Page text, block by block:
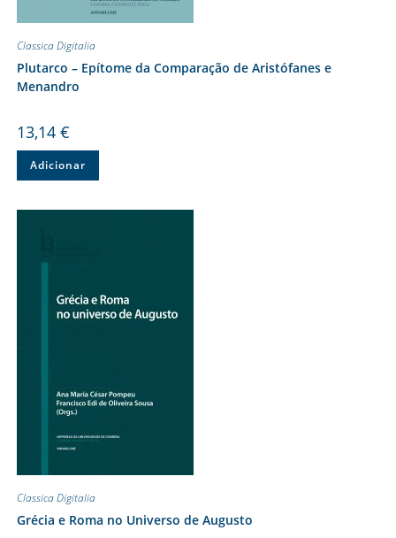
Classica Digitalia
Plutarco – Epítome da Comparação de Aristófanes e
Menandro
13,14 €
Adicionar
Classica Digitalia
Grécia e Roma no Universo de Augusto